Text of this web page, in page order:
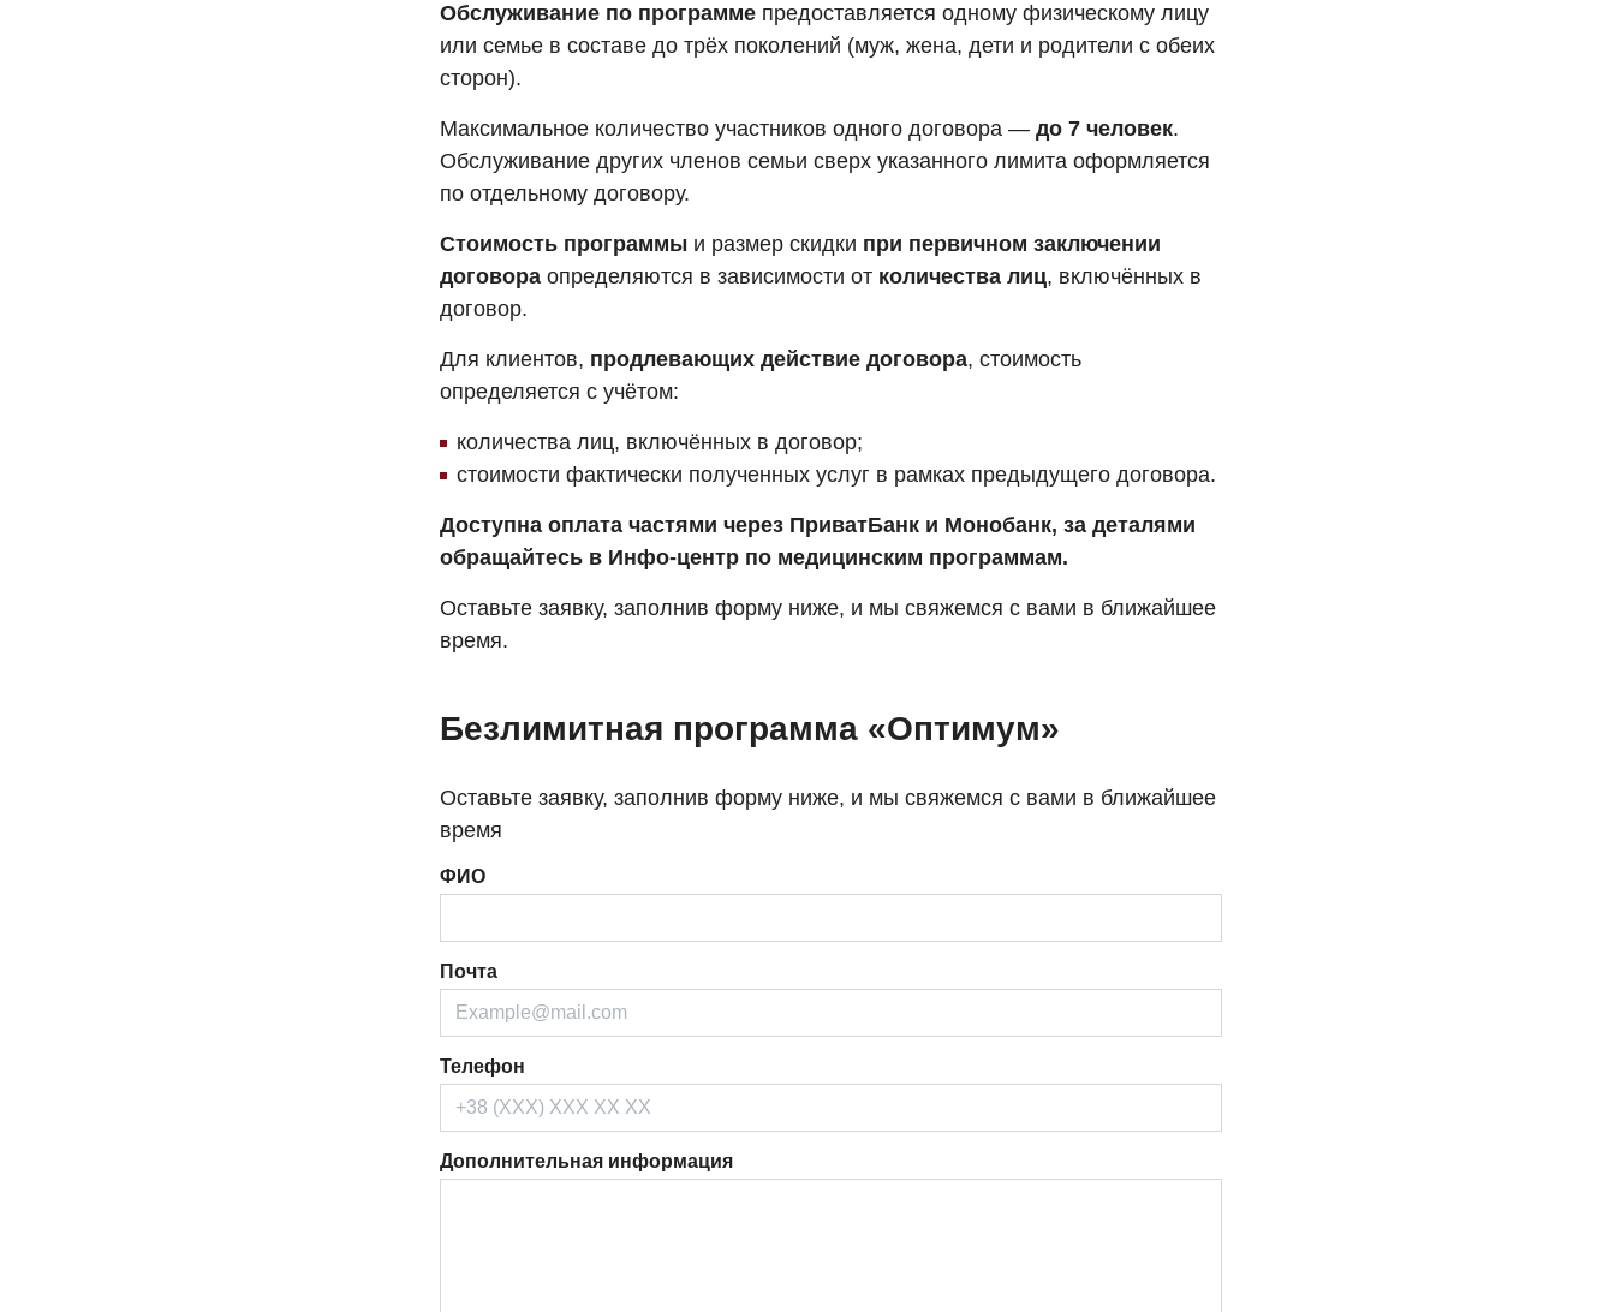
Обслуживание по программе предоставляется одному физическому лицу
или семье в составе до трёх поколений (муж, жена, дети и родители с обеих
сторон).
Максимальное количество участников одного договора — до 7 человек.
Обслуживание других членов семьи сверх указанного лимита оформляется
по отдельному договору.
Стоимость программы и размер скидки при первичном заключении
договора определяются в зависимости от количества лиц, включённых в
договор.
Для клиентов, продлевающих действие договора, стоимость
определяется с учётом:
количества лиц, включённых в договор;
стоимости фактически полученных услуг в рамках предыдущего договора.
Доступна оплата частями через ПриватБанк и Монобанк, за деталями
обращайтесь в Инфо-центр по медицинским программам.
Оставьте заявку, заполнив форму ниже, и мы свяжемся с вами в ближайшее
время.
Безлимитная программа «Оптимум»
Оставьте заявку, заполнив форму ниже, и мы свяжемся с вами в ближайшее
время
ФИО
Почта
Телефон
Дополнительная информация